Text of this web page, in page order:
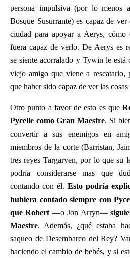
persona impulsiva (por lo menos
Bosque Susurrante) es capaz de
ciudad para apoyar a Aerys,
fuera capaz de verlo. De Aerys es
se siente acorralado y Tywin le
viejo amigo que viene a rescatarlo,
que haber sido capaz de ver las
Otro punto a favor de esto es que
Pycelle como Gran Maestre. Si
convertir a sus enemigos en
miembros de la corte (Barristan,
tres reyes Targaryen, por lo que su
podría considerarse mas que
contando con él. Esto podría
hubiera contado siempre con
que Robert —o Jon Arryn—
Maestre. Además, ¿qué estaba
saqueo de Desembarco del Rey?
haciendo el cambio de bebés, y si